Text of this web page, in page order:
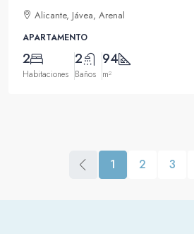
Alicante, Jávea, Arenal
APARTAMENTO
2
Habitaciones
2
Baños
94
m²
1 2 3